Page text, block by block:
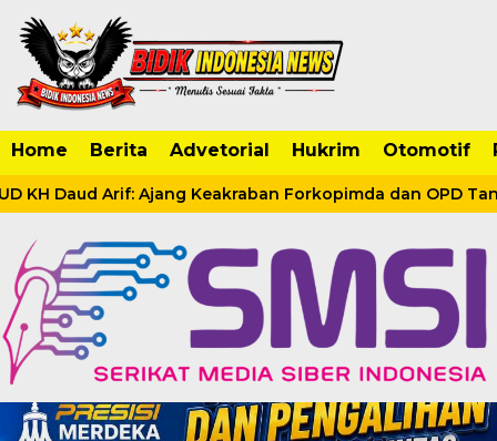
Home Berita Advetorial Hukrim Otomotif
KH Daud Arif: Ajang Keakraban Forkopimda dan OPD